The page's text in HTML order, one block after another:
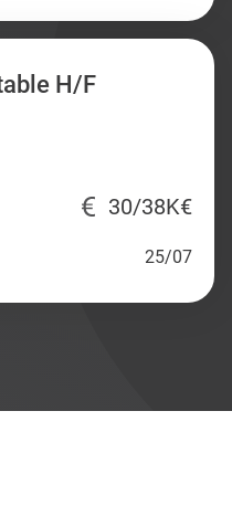
H/F
30/38K€
25/07